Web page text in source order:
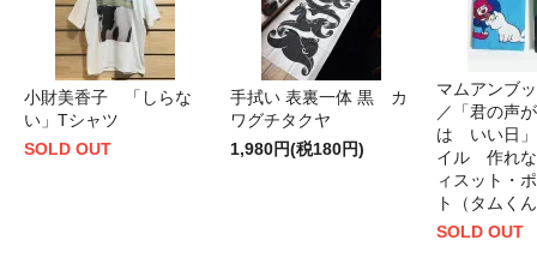
小財美香子 「しらな
い」Tシャツ
SOLD OUT
手拭い 表裏一体 黒 カ
ワグチタクヤ
1,980円(税180円)
マムアンブ
／「君の声
は いい日」
イル 作れ
ィスット・
ト（タムく
SOLD OUT